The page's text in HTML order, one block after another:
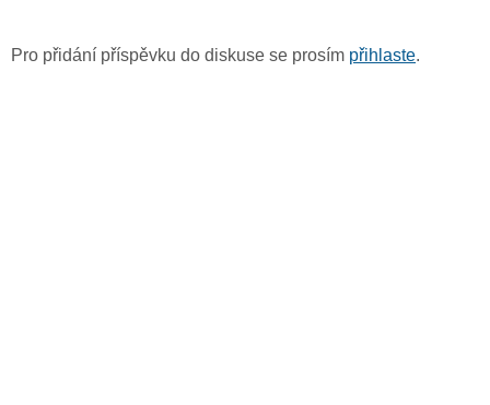
Pro přidání příspěvku do diskuse se prosím přihlaste.